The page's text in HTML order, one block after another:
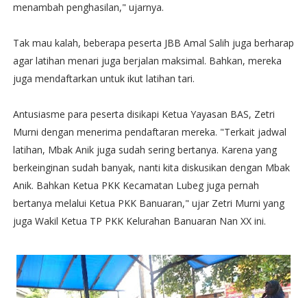
menambah penghasilan," ujarnya.
Tak mau kalah, beberapa peserta JBB Amal Salih juga berharap
agar latihan menari juga berjalan maksimal. Bahkan, mereka
juga mendaftarkan untuk ikut latihan tari.
Antusiasme para peserta disikapi Ketua Yayasan BAS, Zetri
Murni dengan menerima pendaftaran mereka. "Terkait jadwal
latihan, Mbak Anik juga sudah sering bertanya. Karena yang
berkeinginan sudah banyak, nanti kita diskusikan dengan Mbak
Anik. Bahkan Ketua PKK Kecamatan Lubeg juga pernah
bertanya melalui Ketua PKK Banuaran," ujar Zetri Murni yang
juga Wakil Ketua TP PKK Kelurahan Banuaran Nan XX ini.